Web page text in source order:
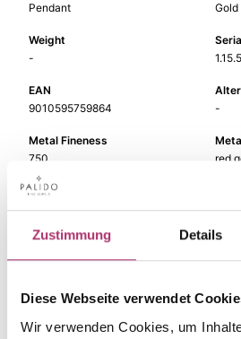
Zustimmung Details
Diese Webseite verwendet
Wir verwenden Cookies, um
Pendant
Gold
Weight
-
EAN
9010595759864
-
Metal Fineness
750
red
Size
-
Gem Type
Diamond
Gem
fc